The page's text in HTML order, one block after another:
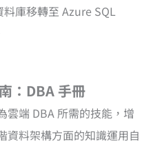
庫移轉至 Azure SQL
：DBA 手冊
雲端 DBA 所需的技能，增
資料架構方面的知識運用自